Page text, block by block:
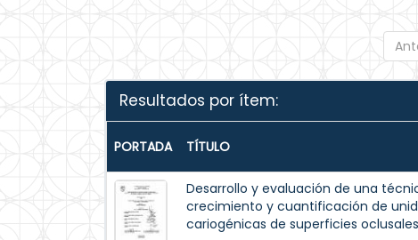
Resultados por ítem:
PORTADA TÍTULO
Desarrollo y evaluación de una
crecimiento y cuantificación de
cariogénicas de superficies